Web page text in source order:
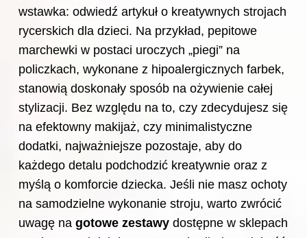
wstawka: odwiedź artykuł o kreatywnych strojach
rycerskich dla dzieci. Na przykład, pepitowe
marchewki w postaci uroczych „piegi” na
policzkach, wykonane z hipoalergicznych farbek,
stanowią doskonały sposób na ożywienie całej
stylizacji. Bez względu na to, czy zdecydujesz się
na efektowny makijaż, czy minimalistyczne
dodatki, najważniejsze pozostaje, aby do
każdego detalu podchodzić kreatywnie oraz z
myślą o komforcie dziecka. Jeśli nie masz ochoty
na samodzielne wykonanie stroju, warto zwrócić
uwagę na gotowe zestawy dostępne w sklepach